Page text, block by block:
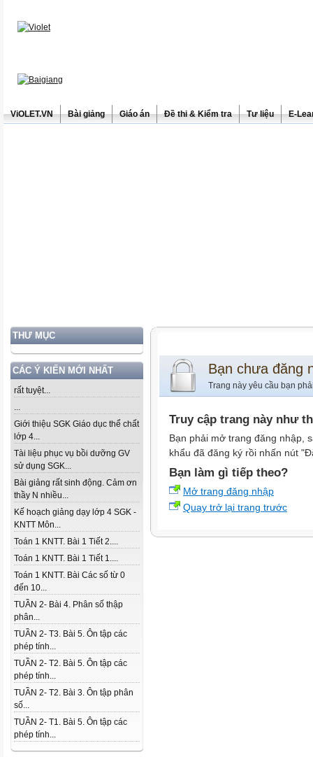
ViOLET.VN Bài giảng Giáo án Đề thi & Kiểm tra Tư liệu E-
THƯ MỤC
CÁC Ý KIẾN MỚI NHẤT
rất tuyệt...
...
Giới thiệu SGK Giáo dục thể chất
lớp 4...
Tài liệu phục vụ bồi dưỡng GV
sử dụng SGK...
Bài giảng rất sinh động. Cảm ơn
thầy N nhiều...
Kế hoạch giảng dạy lớp 4 SGK -
KNTT Môn...
Toán 1 KNTT. Bài 1 Tiết 2....
Toán 1 KNTT. Bài 1 Tiết 1....
Toán 1 KNTT. Bài Các số từ 0
đến 10...
TUẦN 2- Bài 4. Phân số thập
phân...
TUẦN 2- T3. Bài 5. Ôn tập các
phép tính...
TUẦN 2- T2. Bài 5. Ôn tập các
phép tính...
TUẦN 2- T2. Bài 3. Ôn tập phân
số...
TUẦN 2- T1. Bài 5. Ôn tập các
phép tính...
Bạn chưa đăng
Trang này yêu cầu bạn
Truy cập trang này như
Bạn phải mở trang đăng nhập,
khẩu đã đăng ký rồi nhấn nút
Bạn làm gì tiếp theo?
Mở trang đăng nhập
Quay trở lại trang trước